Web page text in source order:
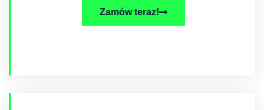
Zamów teraz!